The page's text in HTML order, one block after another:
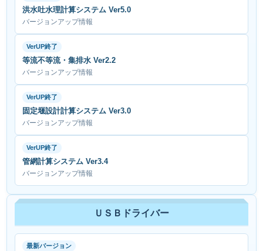
洪水吐水理計算システム Ver5.0
バージョンアップ情報
VerUP終了
等流不等流・集排水 Ver2.2
バージョンアップ情報
VerUP終了
固定堰設計計算システム Ver3.0
バージョンアップ情報
VerUP終了
管網計算システム Ver3.4
バージョンアップ情報
ＵＳＢドライバー
最新バージョン